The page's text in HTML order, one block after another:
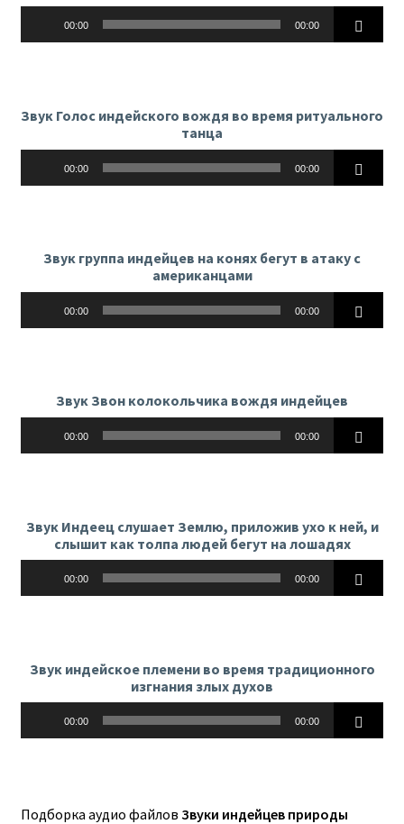
00:00 00:00
Звук Голос индейского вождя во время ритуального
танца
00:00 00:00
Звук группа индейцев на конях бегут в атаку с
американцами
00:00 00:00
Звук Звон колокольчика вождя индейцев
00:00 00:00
Звук Индеец слушает Землю, приложив ухо к ней, и
слышит как толпа людей бегут на лошадях
00:00 00:00
Звук индейское племени во время традиционного
изгнания злых духов
00:00 00:00
Подборка аудио файлов Звуки индейцев природы